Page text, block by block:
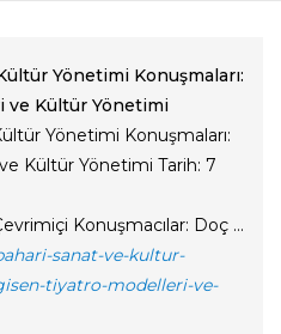
Yönetimi Konuşmaları:
ve Kültür Yönetimi
Yönetimi Konuşmaları:
Kültür Yönetimi Tarih: 7
Konuşmacılar: Doç ...
sanat-ve-kultur-
tiyatro-modelleri-ve-